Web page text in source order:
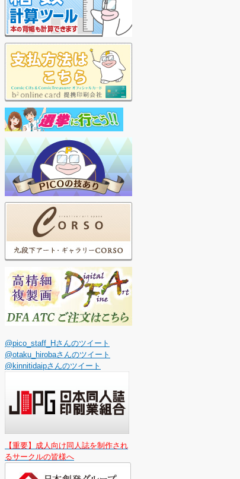
@pico_staff_Hさんのツイート
@otaku_hirobaさんのツイート
@kinnitidaipさんのツイート
【重要】成人向け同人誌を制作され
るサークルの皆様へ